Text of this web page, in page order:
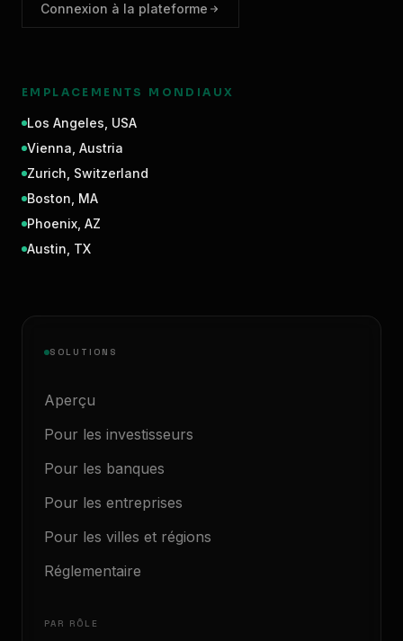
Connexion à la plateforme
EMPLACEMENTS MONDIAUX
Los Angeles USA
Vienna Austria
Zurich Switzerland
Boston MA
Phoenix AZ
Austin TX
SOLUTIONS
Aperçu
Pour les investisseurs
Pour les banques
Pour les entreprises
Pour les villes et régions
Réglementaire
PAR RÔLE